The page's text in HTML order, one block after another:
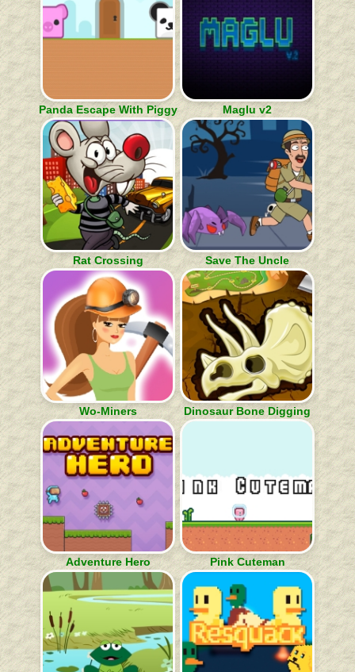
Panda Escape With Piggy Maglu v2
Rat Crossing Save The Uncle
Wo-Miners Dinosaur Bone Digging
Adventure Hero Pink Cuteman